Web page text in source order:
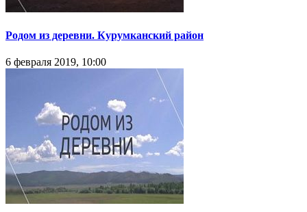
Родом из деревни. Курумканский район
6 февраля 2019, 10:00